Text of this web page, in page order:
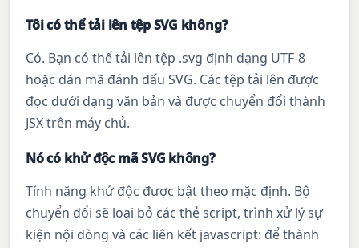
Tôi có thể tải lên tệp SVG không?
Có. Bạn có thể tải lên tệp .svg định dạng UTF-8
hoặc dán mã đánh dấu SVG. Các tệp tải lên được
đọc dưới dạng văn bản và được chuyển đổi thành
JSX trên máy chủ.
Nó có khử độc mã SVG không?
Tính năng khử độc được bật theo mặc định. Bộ
chuyển đổi sẽ loại bỏ các thẻ script, trình xử lý sự
kiện nội dòng và các liên kết javascript: để thành